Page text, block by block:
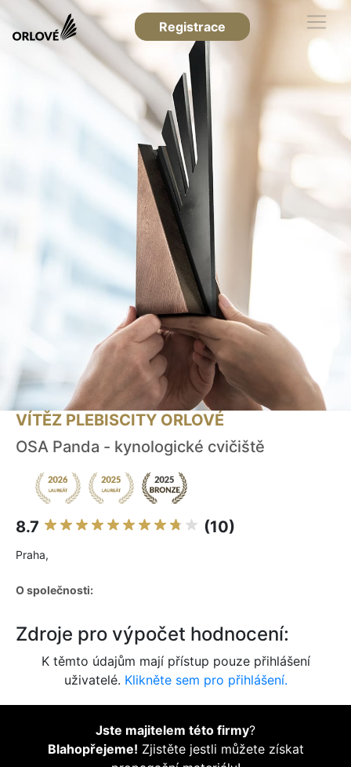
Registrace
VÍTĚZ PLEBISCITY ORLOVÉ
OSA Panda - kynologické cvičiště
8.7 (10)
Praha,
O společnosti:
Zdroje pro výpočet hodnocení:
K těmto údajům mají přístup pouze přihlášení
uživatelé. Klikněte sem pro přihlášení.
Jste majitelem této firmy?
Blahopřejeme! Zjistěte jestli můžete získat